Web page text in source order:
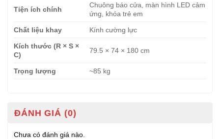
Tiện ích chính
Chuông báo cửa, màn hình LED cảm
ứng, khóa trẻ em
Chất liệu khay Kính cường lực
Kích thước (R × S ×
C)
79.5 × 74 × 180 cm
Trọng lượng ~85 kg
ĐÁNH GIÁ (0)
Chưa có đánh giá nào.